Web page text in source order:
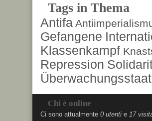
Tags in Thema
Antifa
Gefangene
Klassenkampf
Repression
Überwachungsstaat
Chi è online
Ci sono attualmente 0 utenti e 17